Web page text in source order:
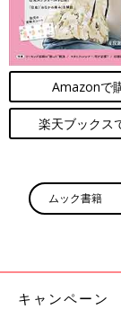
Amazonで
楽天ブックス
ムック書籍
キャンペーン